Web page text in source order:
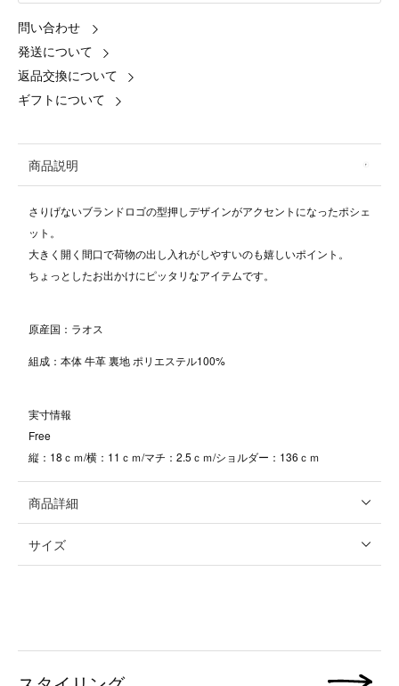
問い合わせ
発送について
返品交換について
ギフトについて
商品説明
さりげないブランドロゴの型押しデザインがアクセントになったポシェ
ット。
大きく開く間口で荷物の出し入れがしやすいのも嬉しいポイント。
ちょっとしたお出かけにピッタリなアイテムです。
原産国：ラオス
組成：本体 牛革 裏地 ポリエステル100%
実寸情報
Free
縦：18ｃｍ/横：11ｃｍ/マチ：2.5ｃｍ/ショルダー：136ｃｍ
商品詳細
サイズ
次の画像